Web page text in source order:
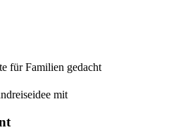
für Familien gedacht
mit